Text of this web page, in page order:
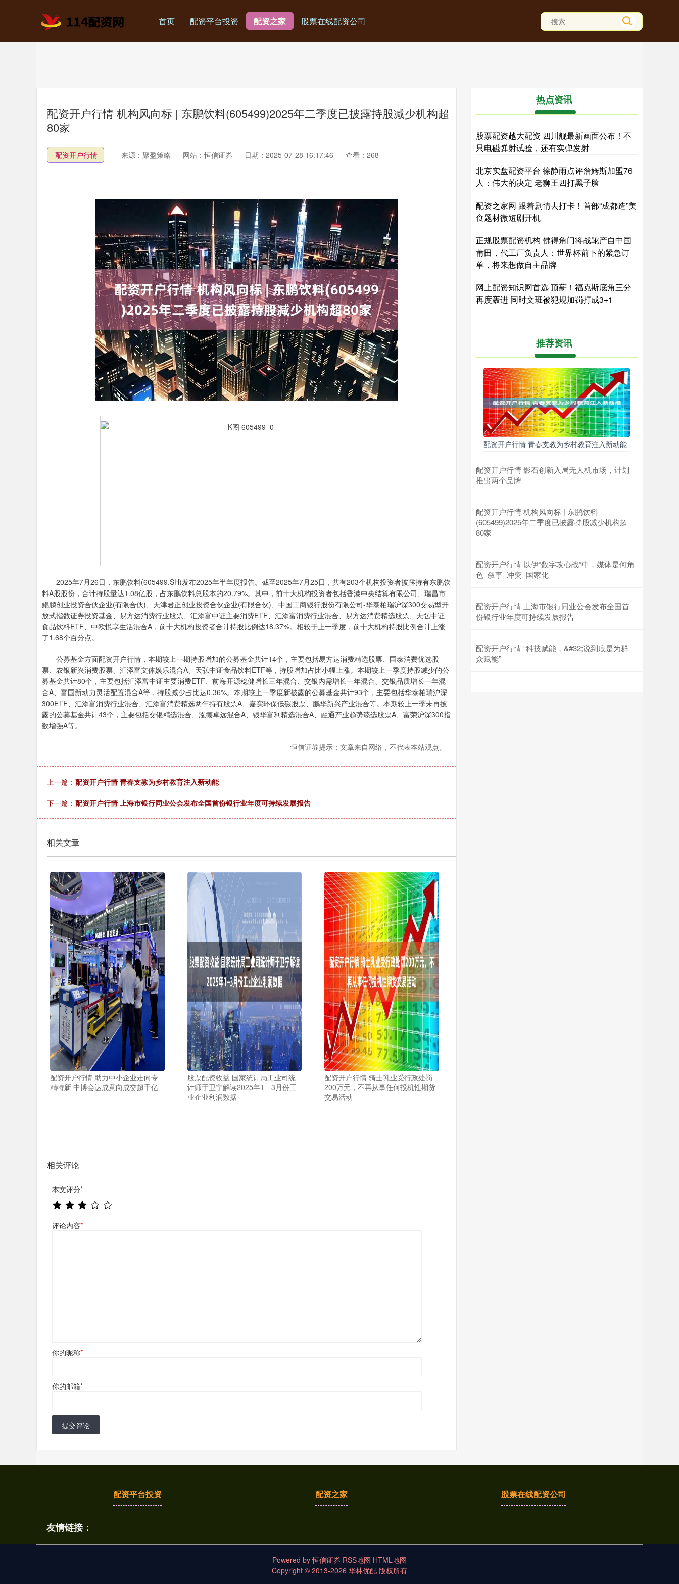
首页 配资平台投资 配资之家 股票在线配资公司
配资开户行情 机构风向标 | 东鹏饮料(605499)2025年二季度已披露持股减少机构超
80家
配资开户行情 来源：聚盈策略 网站：恒信证券 日期：2025-07-28 16:17:46 查看：268
2025年7月26日，东鹏饮料(605499.SH)发布2025年半年度报告。截至2025年7月25日，共有203个机构投资者披露持有东鹏饮
料A股股份，合计持股量达1.08亿股，占东鹏饮料总股本的20.79%。其中，前十大机构投资者包括香港中央结算有限公司、瑞昌市
鲲鹏创业投资合伙企业(有限合伙)、天津君正创业投资合伙企业(有限合伙)、中国工商银行股份有限公司-华泰柏瑞沪深300交易型开
放式指数证券投资基金、易方达消费行业股票、汇添富中证主要消费ETF、汇添富消费行业混合、易方达消费精选股票、天弘中证
食品饮料ETF、中欧悦享生活混合A，前十大机构投资者合计持股比例达18.37%。相较于上一季度，前十大机构持股比例合计上涨
了1.68个百分点。
公募基金方面配资开户行情，本期较上一期持股增加的公募基金共计14个，主要包括易方达消费精选股票、国泰消费优选股
票、农银新兴消费股票、汇添富文体娱乐混合A、天弘中证食品饮料ETF等，持股增加占比小幅上涨。本期较上一季度持股减少的公
募基金共计80个，主要包括汇添富中证主要消费ETF、前海开源稳健增长三年混合、交银内需增长一年混合、交银品质增长一年混
合A、富国新动力灵活配置混合A等，持股减少占比达0.36%。本期较上一季度新披露的公募基金共计93个，主要包括华泰柏瑞沪深
300ETF、汇添富消费行业混合、汇添富消费精选两年持有股票A、嘉实环保低碳股票、鹏华新兴产业混合等。本期较上一季未再披
露的公募基金共计43个，主要包括交银精选混合、泓德卓远混合A、银华富利精选混合A、融通产业趋势臻选股票A、富荣沪深300指
数增强A等。
恒信证券提示：文章来自网络，不代表本站观点。
上一篇： 配资开户行情 青春支教为乡村教育注入新动能
下一篇： 配资开户行情 上海市银行同业公会发布全国首份银行业年度可持续发展报告
相关文章
配资开户行情 助力中小企业走向专
精特新 中博会达成意向成交超千亿
股票配资收益 国家统计局工业司统
计师于卫宁解读2025年1—3月份工
业企业利润数据
配资开户行情 骑士乳业受行政处罚
200万元，不再从事任何投机性期货
交易活动
相关评论
本文评分*
评论内容*
你的昵称*
你的邮箱*
提交评论
热点资讯
股票配资越大配资 四川舰最新画面公布！不
只电磁弹射试验，还有实弹发射
北京实盘配资平台 徐静雨点评詹姆斯加盟76
人：伟大的决定 老狮王四打黑子脸
配资之家网 跟着剧情去打卡！首部“成都造”美
食题材微短剧开机
正规股票配资机构 佛得角门将战靴产自中国
莆田，代工厂负责人：世界杯前下的紧急订
单，将来想做自主品牌
网上配资知识网首选 顶薪！福克斯底角三分
再度轰进 同时文班被犯规加罚打成3+1
推荐资讯
配资开户行情 青春支教为乡村教育注入新动能
配资开户行情 影石创新入局无人机市场，计划
推出两个品牌
配资开户行情 机构风向标 | 东鹏饮料
(605499)2025年二季度已披露持股减少机构超
80家
配资开户行情 以伊“数字攻心战”中，媒体是何角
色_叙事_冲突_国家化
配资开户行情 上海市银行同业公会发布全国首
份银行业年度可持续发展报告
配资开户行情 “科技赋能，&#32;说到底是为群
众赋能”
配资平台投资 配资之家 股票在线配资公司
友情链接：
Powered by恒信证券 RSS地图 HTML地图
Copyright © 2013-2026 华林优配 版权所有